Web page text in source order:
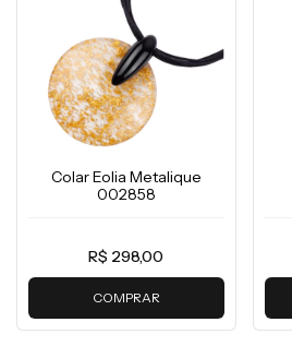
Colar Eolia Metalique
002858
R$ 298,00
COMPRAR